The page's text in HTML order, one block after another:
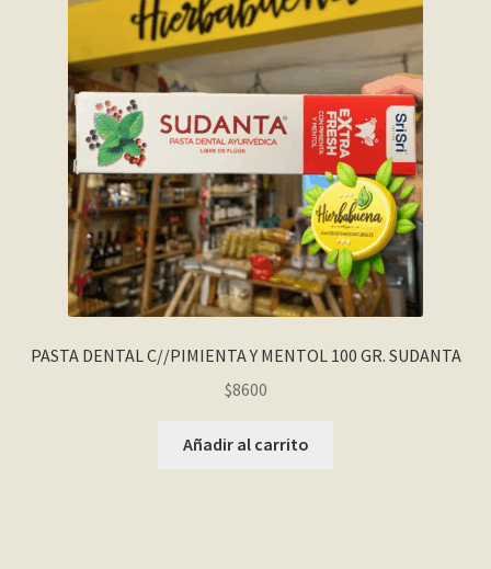
PASTA DENTAL C//PIMIENTA Y MENTOL 100 GR. SUDANTA
$8600
Añadir al carrito